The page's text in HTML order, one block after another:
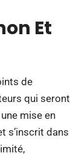
Et
de
qui seront
mise en
s’inscrit dans